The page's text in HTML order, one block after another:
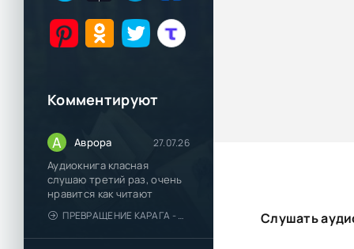
Комментируют
А Аврора 27.07.26
Аудиокнига класная
слушаю третий раз, очень
нравится как читают
ПРЕВРАЩЕНИЕ КАРАГА - КАТЯ БРАНДИС Слушать